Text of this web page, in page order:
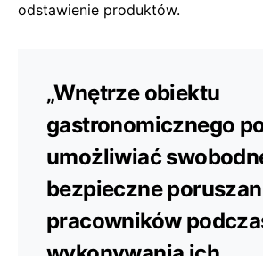
odstawienie produktów.
„Wnętrze obiektu
gastronomicznego
umożliwiać
bezpieczne
pracowników